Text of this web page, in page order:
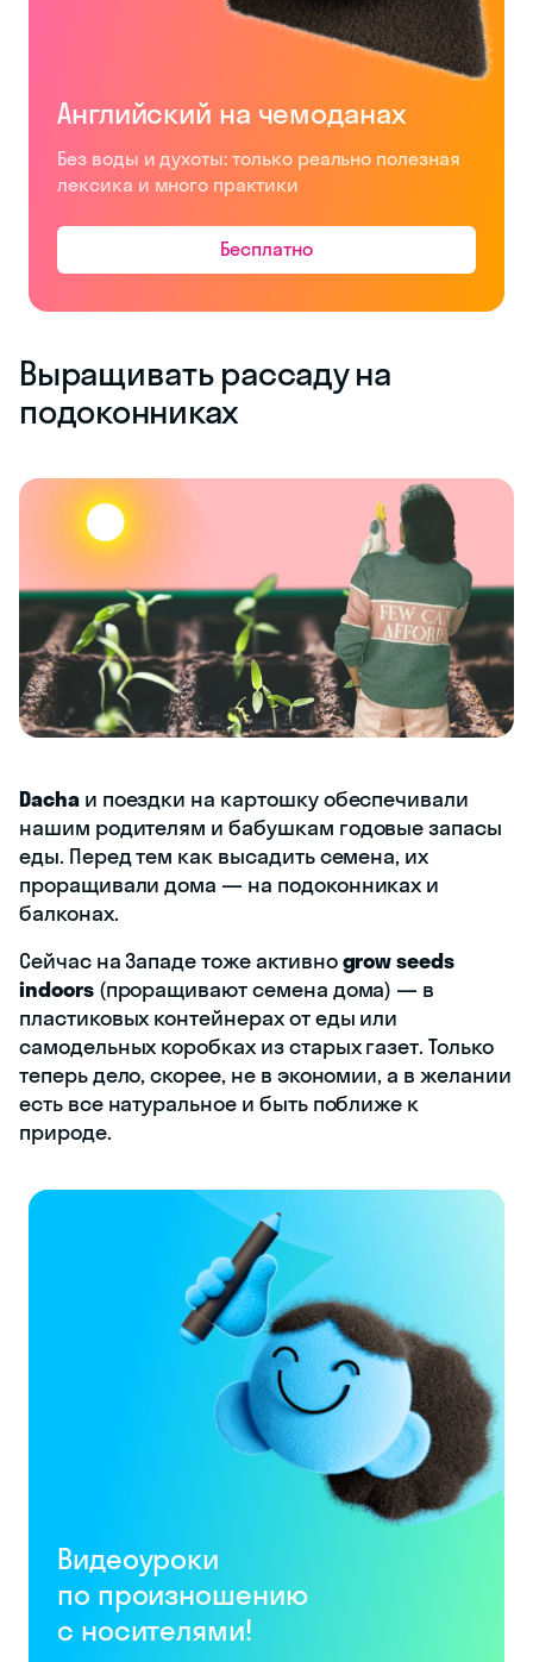
Английский на чемоданах
Без воды и духоты: только реально полезная
лексика и много практики
Бесплатно
Выращивать рассаду на
подоконниках
Dacha и поездки на картошку обеспечивали
нашим родителям и бабушкам годовые запасы
еды. Перед тем как высадить семена, их
проращивали дома — на подоконниках и
балконах.
Сейчас на Западе тоже активноgrow seeds
indoors(проращивают семена дома) — в
пластиковых контейнерах от еды или
самодельных коробках из старых газет. Только
теперь дело, скорее, не в экономии, а в желании
есть все натуральное и быть поближе к
природе.
Видеоуроки
по произношению
с носителями!